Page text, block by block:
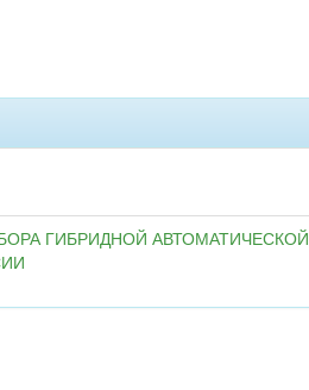
ГИБРИДНОЙ АВТОМАТИЧЕСКОЙ